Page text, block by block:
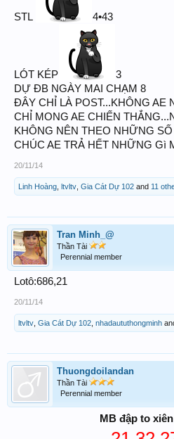
STL 4•43
LÓT KÉP
3
DỰ ĐB NGÀY MAI CHẠM 8
ĐÂY CHỈ LÀ POST...KHÔNG AE
CHỈ MONG AE CHIẾN
KHÔNG NÊN THEO NHỮNG
CHÚC AE TRẢ HẾT NHỮNG Gì
20/11/14
Linh Hoàng ltvltv Gia Cát Dự 102 and 11
Tran Minh_@
Thần Tài
Perennial member
Lotô:686,21
20/11/14
ltvltv Gia Cát Dự 102 nhadaututhongminh
Thuongdoilandan
Thần Tài
Perennial member
MB đập to